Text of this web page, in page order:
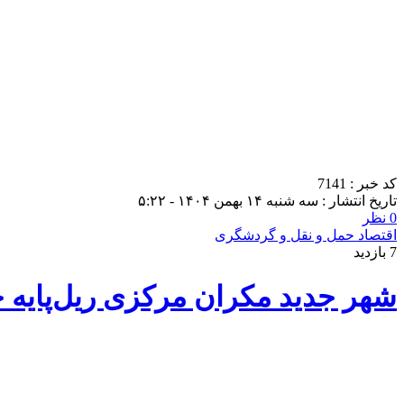
کد خبر : 7141
تاریخ انتشار : سه شنبه ۱۴ بهمن ۱۴۰۴ - ۵:۲۲
0 نظر
اقتصاد حمل و نقل و گردشگری
7 بازدید
شهر جدید مکران مرکزی ریل‌پایه